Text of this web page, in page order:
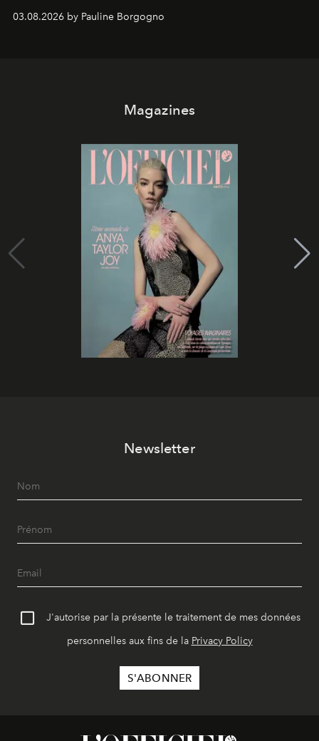
03.08.2026 by Pauline Borgogno
Magazines
Newsletter
J'autorise par la présente le traitement de mes données
personnelles aux fins de la Privacy Policy